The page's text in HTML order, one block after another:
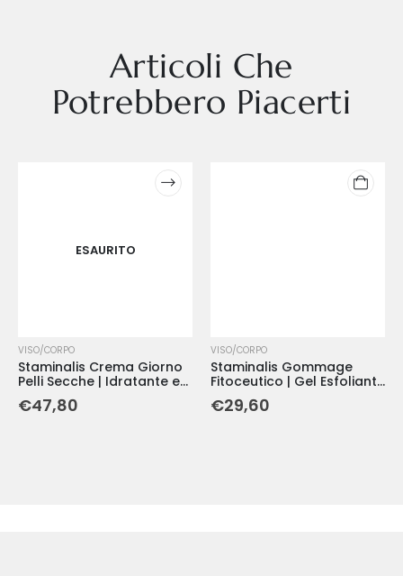
Articoli Che
Potrebbero Piacerti
ESAURITO
VISO/CORPO
Staminalis Crema Giorno
Pelli Secche | Idratante e
Nutriente Profondo
€47,80
VISO/CORPO
Staminalis Gommage
Fitoceutico | Gel Esfoliante
per Tutti i Tipi di Pelle - 100
ml
€29,60